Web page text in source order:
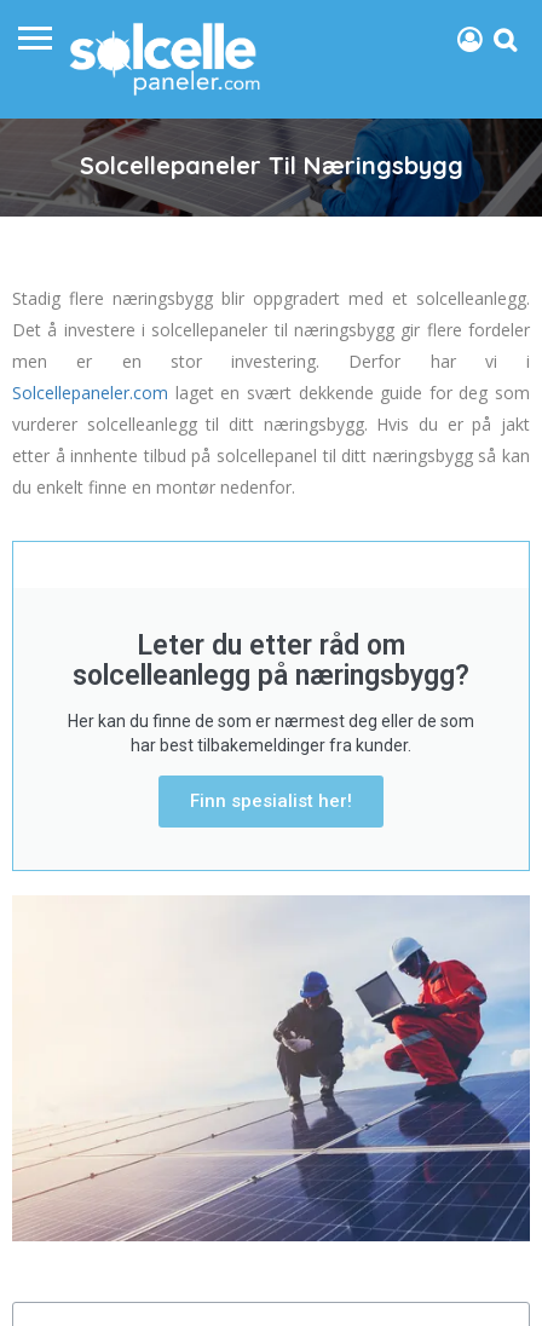
Solcellepaneler Til Næringsbygg
Stadig flere næringsbygg blir oppgradert med et solcelleanlegg.
Det å investere i solcellepaneler til næringsbygg gir flere fordeler
men er en stor investering. Derfor har vi i
Solcellepaneler.com laget en svært dekkende guide for deg som
vurderer solcelleanlegg til ditt næringsbygg. Hvis du er på jakt
etter å innhente tilbud på solcellepanel til ditt næringsbygg så kan
du enkelt finne en montør nedenfor.
Leter du etter råd om
solcelleanlegg på næringsbygg?
Her kan du finne de som er nærmest deg eller de som
har best tilbakemeldinger fra kunder.
Finn spesialist her!